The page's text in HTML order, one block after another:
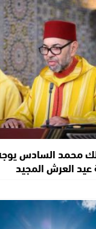
محمد السادس
عيد العرش المجيد